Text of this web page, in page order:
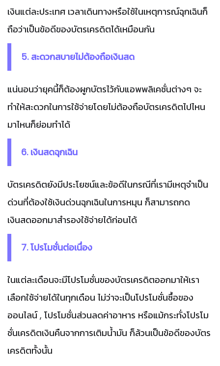
เงินแต่ละประเทศ เวลาเดินทางหรือใช้ในเหตุการณ์ฉุกเฉินก็
ถือว่าเป็นข้อดีของบัตรเครดิตได้เหมือนกัน
5. สะดวกสบายไม่ต้องถือเงินสด
แน่นอนว่ายุคนี้ก็ต้องผูกบัตรไว้กับแอพพลิเคชั่นต่างๆ จะ
ทำให้สะดวกในการใช้จ่ายโดยไม่ต้องถือบัตรเครดิตไปไหน
มาไหนก็ย่อมทำได้
6. เงินสดฉุกเฉิน
บัตรเครดิตยังมีประโยชน์และข้อดีในกรณีที่เรามีเหตุจำเป็น
ด่วนที่ต้องใช้เงินด่วนฉุกเฉินในการหมุน ก็สามารถกด
เงินสดออกมาสำรองใช้จ่ายได้ก่อนได้
7. โปรโมชั่นต่อเนื่อง
ในแต่ละเดือนจะมีโปรโมชั่นของบัตรเครดิตออกมาให้เรา
เลือกใช้จ่ายได้ในทุกเดือน ไม่ว่าจะเป็นโปรโมชั่นซื้อของ
ออนไลน์ , โปรโมชั่นส่วนลดค่าอาหาร หรือแม้กระทั่งโปรโม
ชั่นเครดิตเงินคืนจากการเติมน้ำมัน ก็ล้วนเป็นข้อดีของบัตร
เครดิตทั้งนั้น